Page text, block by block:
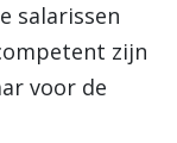
salarissen
zijn
voor de